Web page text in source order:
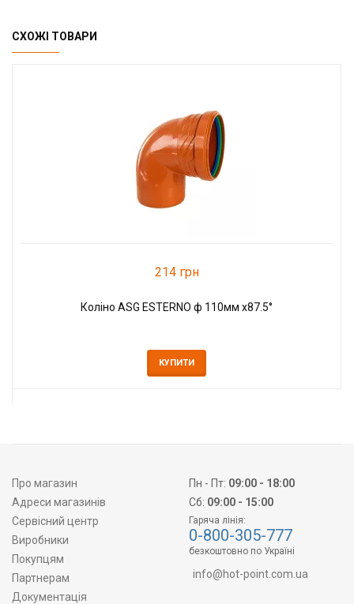
СХОЖІ ТОВАРИ
214 грн
Коліно ASG ESTERNO ф 110мм х87.5°
КУПИТИ
Про магазин
Адреси магазинів
Сервісний центр
Виробники
Покупцям
Партнерам
Документація
Пн - Пт: 09:00 - 18:00
Сб: 09:00 - 15:00
Гаряча лінія:
0-800-305-777
безкоштовно по Україні
info@hot-point.com.ua